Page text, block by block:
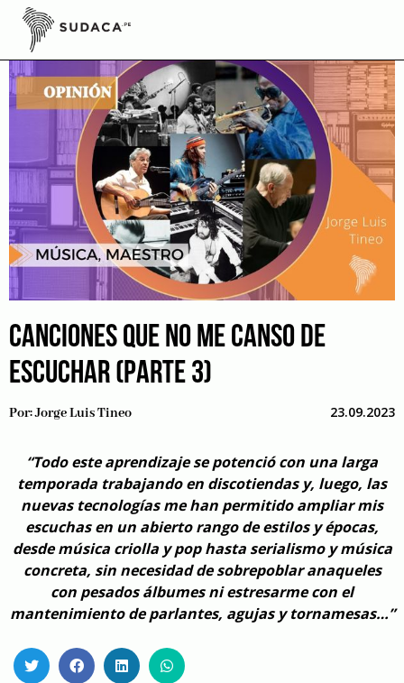
Skip
content
CANCIONES QUE NO ME CANSO DE
ESCUCHAR (PARTE 3)
Por:Jorge Luis Tineo 23.09.2023
“Todo este aprendizaje se potenció con una larga
temporada trabajando en discotiendas y, luego, las
nuevas tecnologías me han permitido ampliar mis
escuchas en un abierto rango de estilos y épocas,
desde música criolla y pop hasta serialismo y música
concreta, sin necesidad de sobrepoblar anaqueles
con pesados álbumes ni estresarme con el
mantenimiento de parlantes, agujas y tornamesas…”